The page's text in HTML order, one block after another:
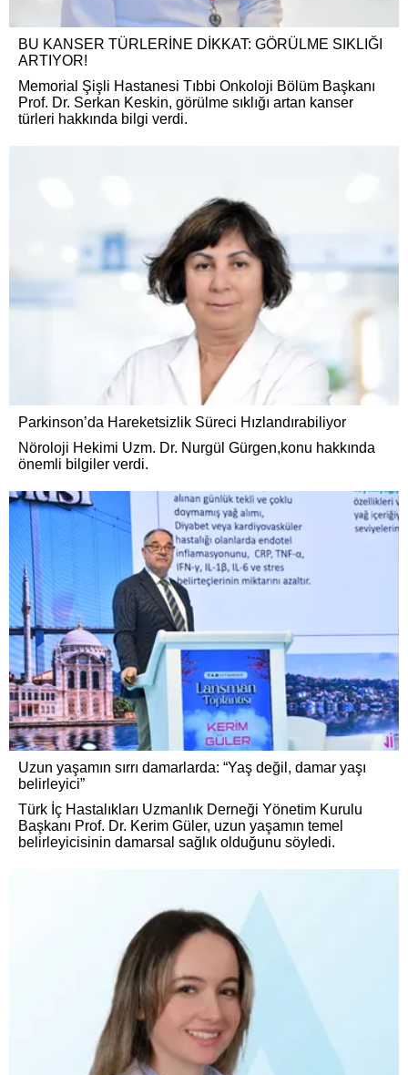
BU KANSER TÜRLERİNE DİKKAT: GÖRÜLME SIKLIĞI
ARTIYOR!
Memorial Şişli Hastanesi Tıbbi Onkoloji Bölüm Başkanı
Prof. Dr. Serkan Keskin, görülme sıklığı artan kanser
türleri hakkında bilgi verdi.
Parkinson’da Hareketsizlik Süreci Hızlandırabiliyor
Nöroloji Hekimi Uzm. Dr. Nurgül Gürgen,konu hakkında
önemli bilgiler verdi.
Uzun yaşamın sırrı damarlarda: “Yaş değil, damar yaşı
belirleyici”
Türk İç Hastalıkları Uzmanlık Derneği Yönetim Kurulu
Başkanı Prof. Dr. Kerim Güler, uzun yaşamın temel
belirleyicisinin damarsal sağlık olduğunu söyledi.